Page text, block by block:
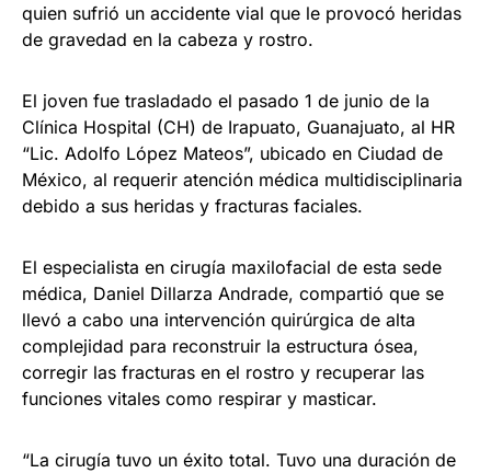
quien sufrió un accidente vial que le provocó heridas
de gravedad en la cabeza y rostro.
El joven fue trasladado el pasado 1 de junio de la
Clínica Hospital (CH) de Irapuato, Guanajuato, al HR
“Lic. Adolfo López Mateos”, ubicado en Ciudad de
México, al requerir atención médica multidisciplinaria
debido a sus heridas y fracturas faciales.
El especialista en cirugía maxilofacial de esta sede
médica, Daniel Dillarza Andrade, compartió que se
llevó a cabo una intervención quirúrgica de alta
complejidad para reconstruir la estructura ósea,
corregir las fracturas en el rostro y recuperar las
funciones vitales como respirar y masticar.
“La cirugía tuvo un éxito total. Tuvo una duración de